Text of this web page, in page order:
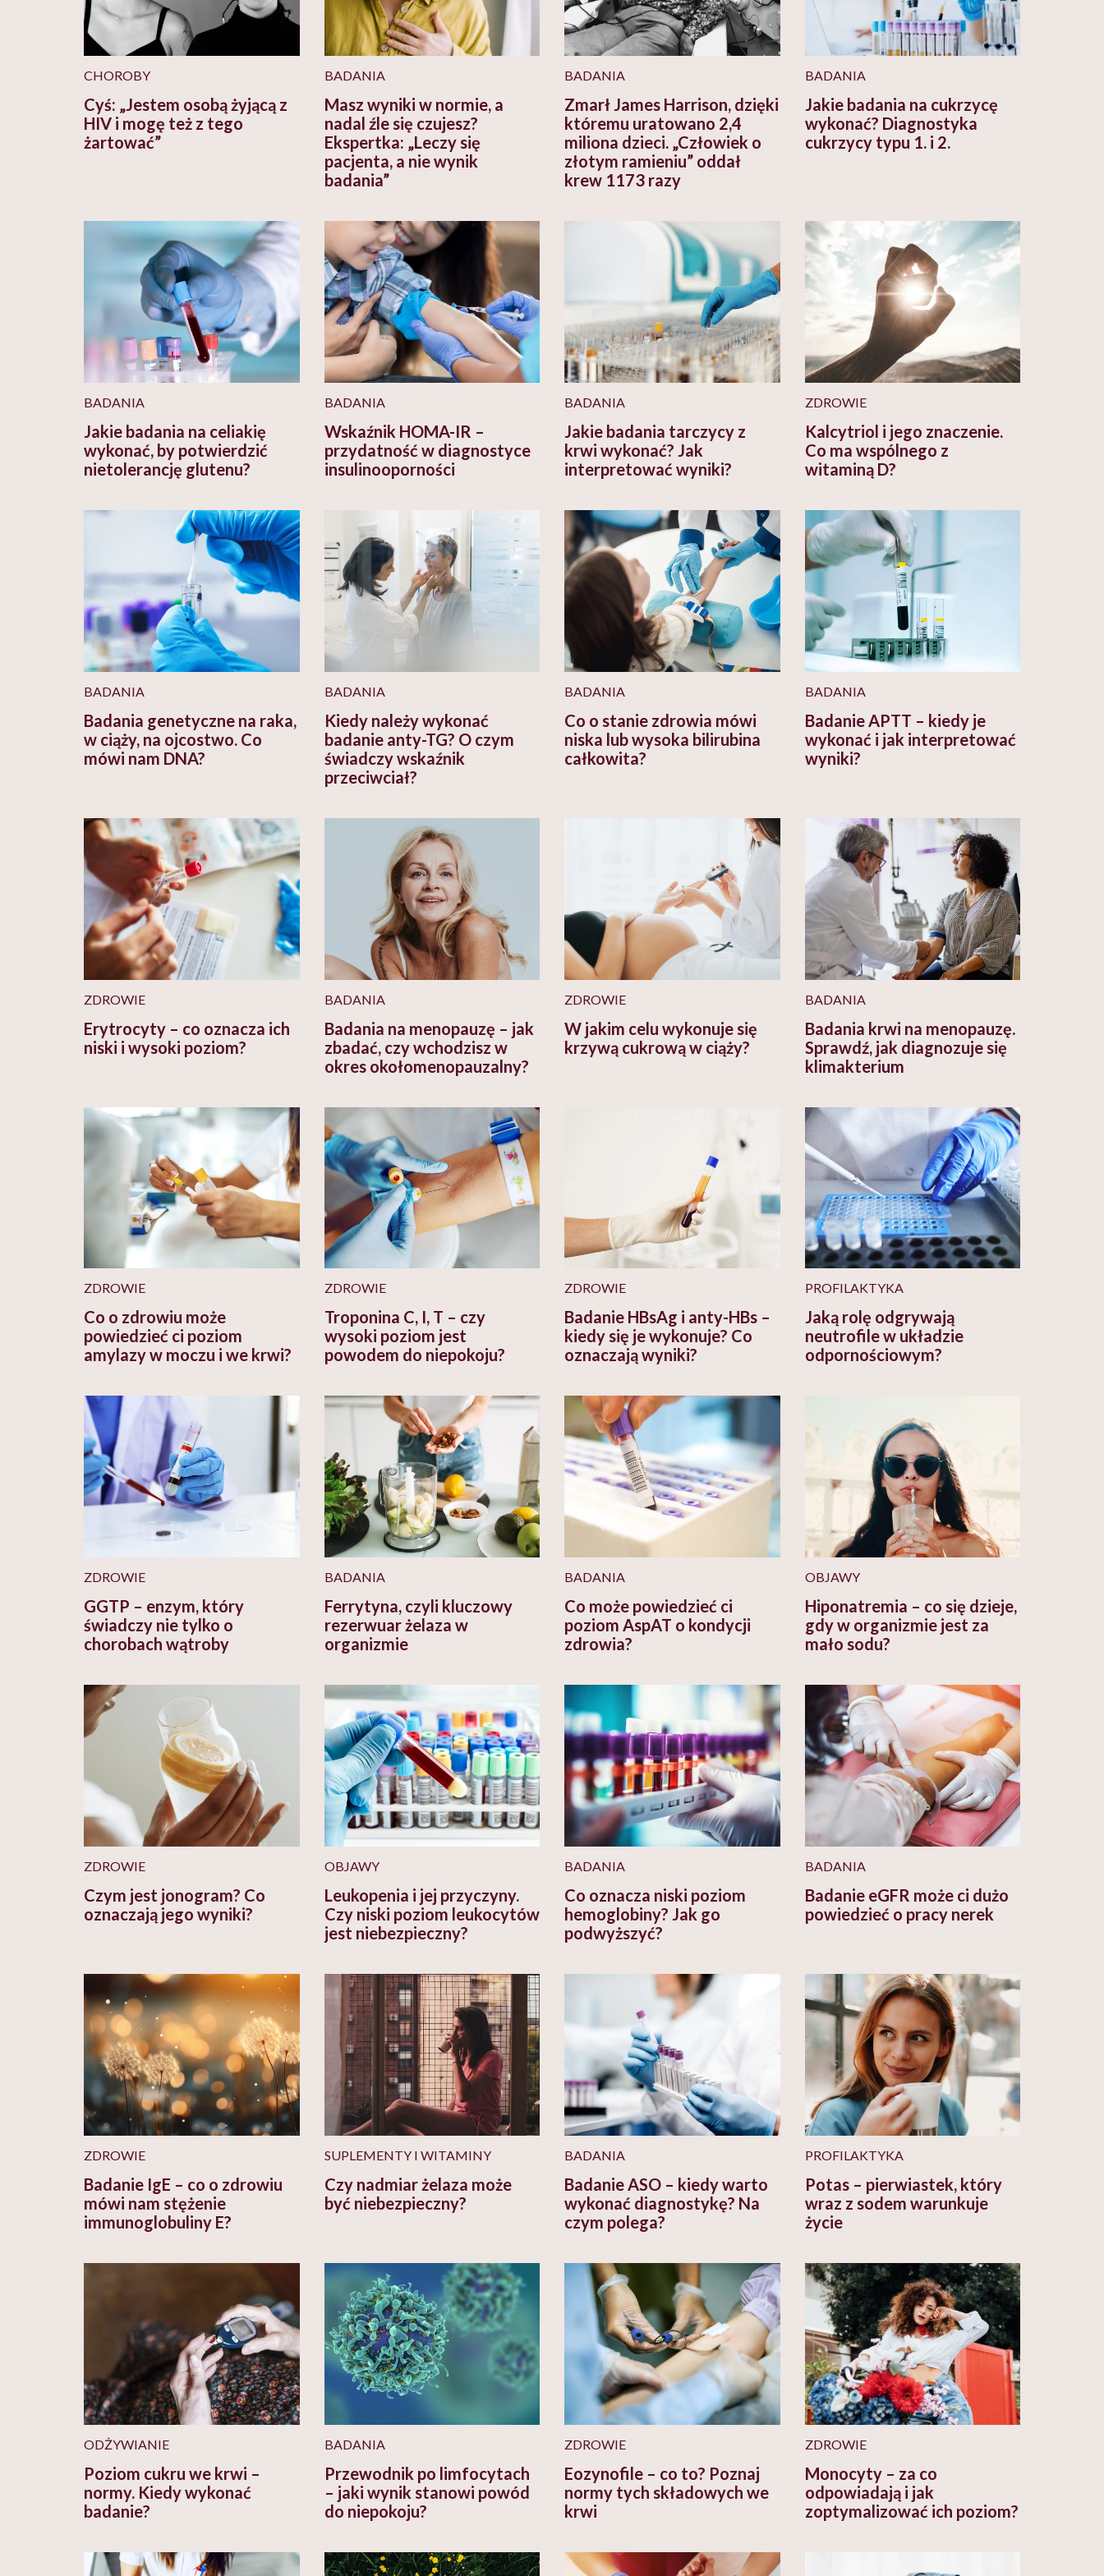
CHOROBY
Cyś: „Jestem osobą żyjącą z
HIV i mogę też z tego
żartować”
BADANIA
Masz wyniki w normie, a
nadal źle się czujesz?
Ekspertka: „Leczy się
pacjenta, a nie wynik
badania”
BADANIA
Zmarł James Harrison, dzięki
któremu uratowano 2,4
miliona dzieci. „Człowiek o
złotym ramieniu” oddał
krew 1173 razy
BADANIA
Jakie badania na cukrzycę
wykonać? Diagnostyka
cukrzycy typu 1. i 2.
BADANIA
Jakie badania na celiakię
wykonać, by potwierdzić
nietolerancję glutenu?
BADANIA
Wskaźnik HOMA-IR –
przydatność w diagnostyce
insulinooporności
BADANIA
Jakie badania tarczycy z
krwi wykonać? Jak
interpretować wyniki?
ZDROWIE
Kalcytriol i jego znaczenie.
Co ma wspólnego z
witaminą D?
BADANIA
Badania genetyczne na raka,
w ciąży, na ojcostwo. Co
mówi nam DNA?
BADANIA
Kiedy należy wykonać
badanie anty-TG? O czym
świadczy wskaźnik
przeciwciał?
BADANIA
Co o stanie zdrowia mówi
niska lub wysoka bilirubina
całkowita?
BADANIA
Badanie APTT – kiedy je
wykonać i jak interpretować
wyniki?
ZDROWIE
Erytrocyty – co oznacza ich
niski i wysoki poziom?
BADANIA
Badania na menopauzę – jak
zbadać, czy wchodzisz w
okres okołomenopauzalny?
ZDROWIE
W jakim celu wykonuje się
krzywą cukrową w ciąży?
BADANIA
Badania krwi na menopauzę.
Sprawdź, jak diagnozuje się
klimakterium
ZDROWIE
Co o zdrowiu może
powiedzieć ci poziom
amylazy w moczu i we krwi?
ZDROWIE
Troponina C, I, T – czy
wysoki poziom jest
powodem do niepokoju?
ZDROWIE
Badanie HBsAg i anty-HBs –
kiedy się je wykonuje? Co
oznaczają wyniki?
PROFILAKTYKA
Jaką rolę odgrywają
neutrofile w układzie
odpornościowym?
ZDROWIE
GGTP – enzym, który
świadczy nie tylko o
chorobach wątroby
BADANIA
Ferrytyna, czyli kluczowy
rezerwuar żelaza w
organizmie
BADANIA
Co może powiedzieć ci
poziom AspAT o kondycji
zdrowia?
OBJAWY
Hiponatremia – co się dzieje,
gdy w organizmie jest za
mało sodu?
ZDROWIE
Czym jest jonogram? Co
oznaczają jego wyniki?
OBJAWY
Leukopenia i jej przyczyny.
Czy niski poziom leukocytów
jest niebezpieczny?
BADANIA
Co oznacza niski poziom
hemoglobiny? Jak go
podwyższyć?
BADANIA
Badanie eGFR może ci dużo
powiedzieć o pracy nerek
ZDROWIE
Badanie IgE – co o zdrowiu
mówi nam stężenie
immunoglobuliny E?
SUPLEMENTY I WITAMINY
Czy nadmiar żelaza może
być niebezpieczny?
BADANIA
Badanie ASO – kiedy warto
wykonać diagnostykę? Na
czym polega?
PROFILAKTYKA
Potas – pierwiastek, który
wraz z sodem warunkuje
życie
ODŻYWIANIE
Poziom cukru we krwi –
normy. Kiedy wykonać
badanie?
BADANIA
Przewodnik po limfocytach
– jaki wynik stanowi powód
do niepokoju?
ZDROWIE
Eozynofile – co to? Poznaj
normy tych składowych we
krwi
ZDROWIE
Monocyty – za co
odpowiadają i jak
zoptymalizować ich poziom?